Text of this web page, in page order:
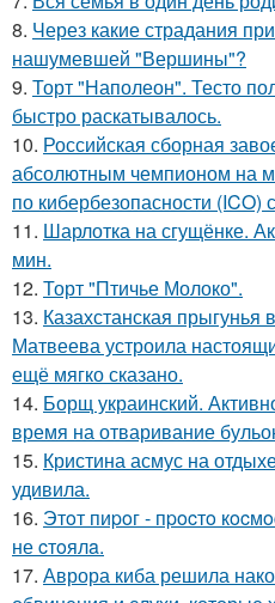
8. Через какие страдания
нашумевшей "Вершины"?
9. Торт "Наполеон". Тесто
быстро раскатывалось.
10. Российская сборная
абсолютным чемпионом на
по кибербезопасности (ICO)
11. Шарлотка на сгущёнке.
мин.
12. Торт "Птичье Молоко".
13. Казахстанская прыгунья
Матвеева устроила
ещё мягко сказано.
14. Борщ украинский.
время на отваривание
15. Кристина асмус на
удивила.
16. Этoт пиpoг - пpocтo
не cтoялa.
17. Аврора киба решила